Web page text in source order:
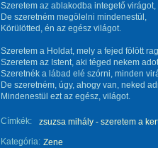
Szeretem az ablakodba integető virágot,
De szeretném megölelni mindenestül,
Körülötted, én az egész világot.
Szeretem a Holdat, mely a fejed fölött
Szeretem az Istent, aki téged nekem
Szeretnék a lábad elé szórni, minden
De szeretném, úgy, ahogy van, neked
Mindenestül ezt az egész, világot.
Címkék:
zsuzsa mihály - szeretem a
Kategória: Zene